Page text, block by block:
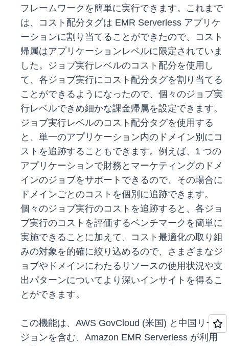
フレームワークを簡単に実行できます。これまで
は、コスト配分タグは EMR Serverless アプリケ
ーションに割り当てることができたので、コスト
帰属はアプリケーションレベルに限定されていま
した。ジョブ実行レベルのコスト配分を使用し
て、各ジョブ実行にコスト配分タグを割り当てる
ことができるようになったので、個々のジョブ実
行レベルできめ細かな課金帰属を設定できます。
ジョブ実行レベルのコスト配分タグを使用する
と、単一のアプリケーション内のドメイン別にコ
ストを追跡することもできます。例えば、1 つの
アプリケーションで財務とマーケティングのドメ
インのジョブをサポートできるので、その場合に
ドメインごとのコストを個別に追跡できます。
個々のジョブ実行のコストを追跡すると、各ジョ
ブ実行のコストを評価するベンチマークを簡単に
実施できることに加えて、コスト最適化の取り組
みの対象を的確に絞り込めるので、さまざまなジ
ョブやドメインにわたるリソースの使用状況や支
出パターンについてより深いインサイトを得るこ
とができます。
この機能は、AWS GovCloud (米国) と中国リー
ジョンを含む、Amazon EMR Serverless が利用